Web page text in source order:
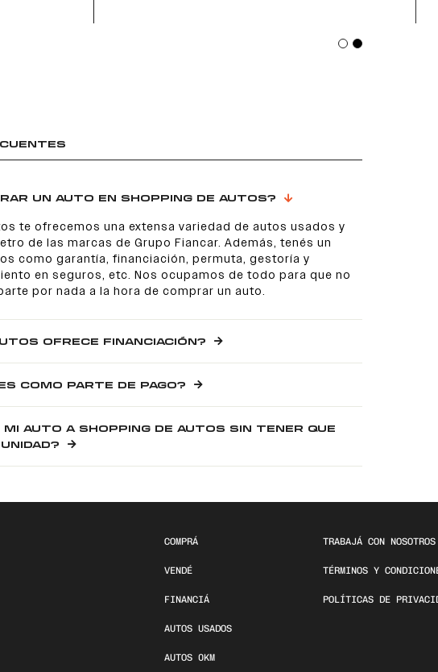
UN AUTO EN SHOPPING DE AUTOS?
te ofrecemos una extensa variedad de autos usados y
de las marcas de Grupo Fiancar. Además, tenés un
como garantía, financiación, permuta, gestoría y
en seguros, etc. Nos ocupamos de todo para que no
por nada a la hora de comprar un auto.
OFRECE FINANCIACIÓN?
COMO PARTE DE PAGO?
MI AUTO A SHOPPING DE AUTOS SIN TENER QUE
COMPRÁ
VENDÉ
FINANCIÁ
AUTOS USADOS
AUTOS 0KM
TRABAJÁ CON NOSOTROS
TÉRMINOS Y
POLÍTICAS DE